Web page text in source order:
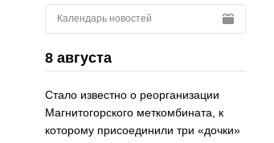
Календарь новостей
8 августа
Стало известно о реорганизации
Магнитогорского меткомбината, к
которому присоединили три «дочки»